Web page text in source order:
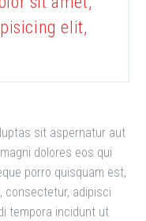
elit,
sit aspernatur aut
dolores eos qui
porro quisquam est,
consectetur, adipisci
tempora incidunt ut